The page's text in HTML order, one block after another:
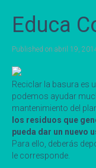
Educa
Published on abril 19,
Reciclar la basura es
podemos ayudar
mantenimiento del
los residuos que
pueda dar un nuevo
Para ello, deberás
le corresponde.